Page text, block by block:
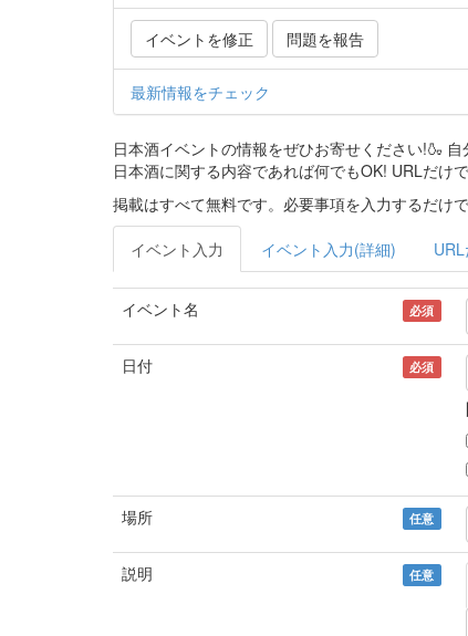
イベントを修正 問題を報告
最新情報をチェック
日本酒イベントの情報をぜひお寄せください!🍶
日本酒に関する内容であれば何でもOK! URLだけ
掲載はすべて無料です。必要事項を入力するだけ
イベント入力 イベント入力(詳細)
イベント名 必須
日付 必須
場所 任意
説明 任意